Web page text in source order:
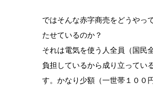
ではそんな赤字商売をどうやっ
たせているのか？
それは電気を使う人全員（国民
負担しているから成り立ってい
す。かなり少額（一世帯１００